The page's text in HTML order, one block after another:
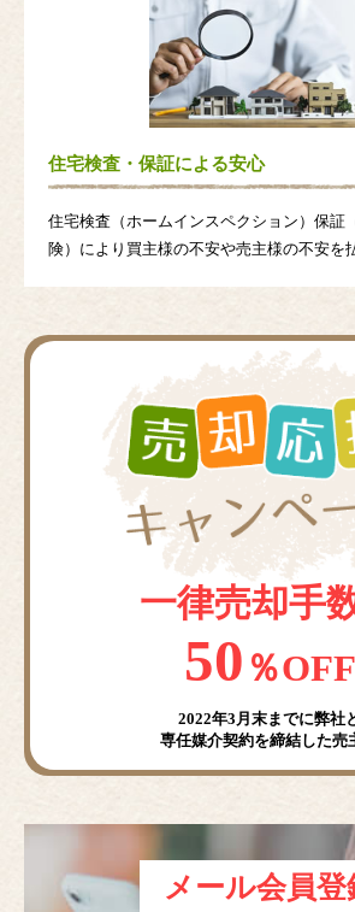
住宅検査・保証による安心
住宅検査（ホームインスペクション）保証
険）により買主様の不安や売主様の不安を
一律売却手
50 ％OFF
2022年3月末までに弊社
専任媒介契約を締結した売
メール会員登